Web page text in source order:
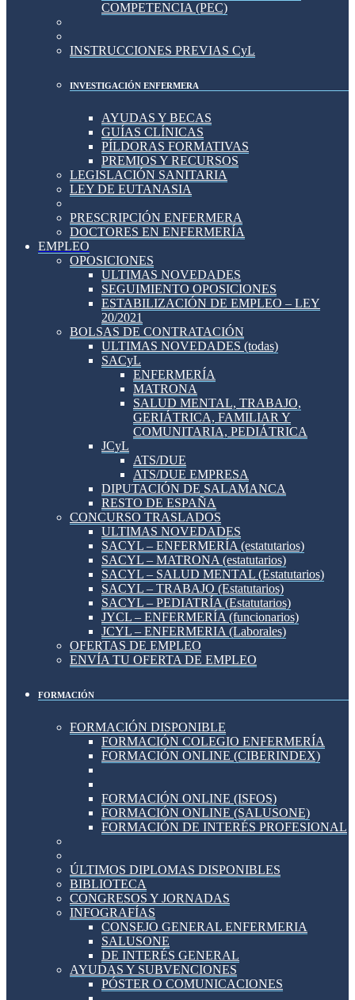
COMPETENCIA (PEC)
INSTRUCCIONES PREVIAS CyL
INVESTIGACIÓN ENFERMERA
AYUDAS Y BECAS
GUÍAS CLÍNICAS
PÍLDORAS FORMATIVAS
PREMIOS Y RECURSOS
LEGISLACIÓN SANITARIA
LEY DE EUTANASIA
PRESCRIPCIÓN ENFERMERA
DOCTORES EN ENFERMERÍA
EMPLEO
OPOSICIONES
ULTIMAS NOVEDADES
SEGUIMIENTO OPOSICIONES
ESTABILIZACIÓN DE EMPLEO – LEY
20/2021
BOLSAS DE CONTRATACIÓN
ULTIMAS NOVEDADES (todas)
SACyL
ENFERMERÍA
MATRONA
SALUD MENTAL, TRABAJO,
GERIÁTRICA, FAMILIAR Y
COMUNITARIA, PEDIÁTRICA
JCyL
ATS/DUE
ATS/DUE EMPRESA
DIPUTACIÓN DE SALAMANCA
RESTO DE ESPAÑA
CONCURSO TRASLADOS
ULTIMAS NOVEDADES
SACYL – ENFERMERÍA (estatutarios)
SACYL – MATRONA (estatutarios)
SACYL – SALUD MENTAL (Estatutarios)
SACYL – TRABAJO (Estatutarios)
SACYL – PEDIATRÍA (Estatutarios)
JYCL – ENFERMERÍA (funcionarios)
JCYL – ENFERMERIA (Laborales)
OFERTAS DE EMPLEO
ENVÍA TU OFERTA DE EMPLEO
FORMACIÓN
FORMACIÓN DISPONIBLE
FORMACIÓN COLEGIO ENFERMERÍA
FORMACIÓN ONLINE (CIBERINDEX)
FORMACIÓN ONLINE (ISFOS)
FORMACIÓN ONLINE (SALUSONE)
FORMACIÓN DE INTERÉS PROFESIONAL
ÚLTIMOS DIPLOMAS DISPONIBLES
BIBLIOTECA
CONGRESOS Y JORNADAS
INFOGRAFÍAS
CONSEJO GENERAL ENFERMERIA
SALUSONE
DE INTERÉS GENERAL
AYUDAS Y SUBVENCIONES
PÓSTER O COMUNICACIONES